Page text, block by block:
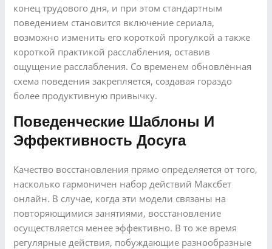
конец трудового дня, и при этом стандартным
поведением становится включение сериала,
возможно изменить его короткой прогулкой а также
короткой практикой расслабления, оставив
ощущение расслабления. Со временем обновлённая
схема поведения закрепляется, создавая гораздо
более продуктивную привычку.
Поведенческие Шаблоны И
Эффективность Досуга
Качество восстановления прямо определяется от того,
насколько гармоничен набор действий Максбет
онлайн. В случае, когда эти модели связаны на
повторяющимися занятиями, восстановление
осуществляется менее эффективно. В то же время
регулярные действия, побуждающие разнообразные